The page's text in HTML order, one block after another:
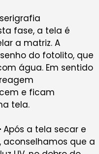
fase, a tela é
a matriz. A
do fotolito, que
água. Em sentido
e ficam
tela.
Após a tela secar e
que a